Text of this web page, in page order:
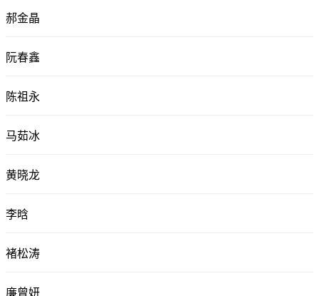
郝金晶
阮春鑫
陈祖永
马茹冰
黄晓龙
李晗
褚松涛
廉曾妍